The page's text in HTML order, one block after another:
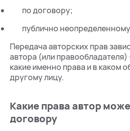
по договору;
публично
Передача авторских прав
автора (или правообладателя)
какие именно права и в каком
другому лицу.
Какие права автор
договору